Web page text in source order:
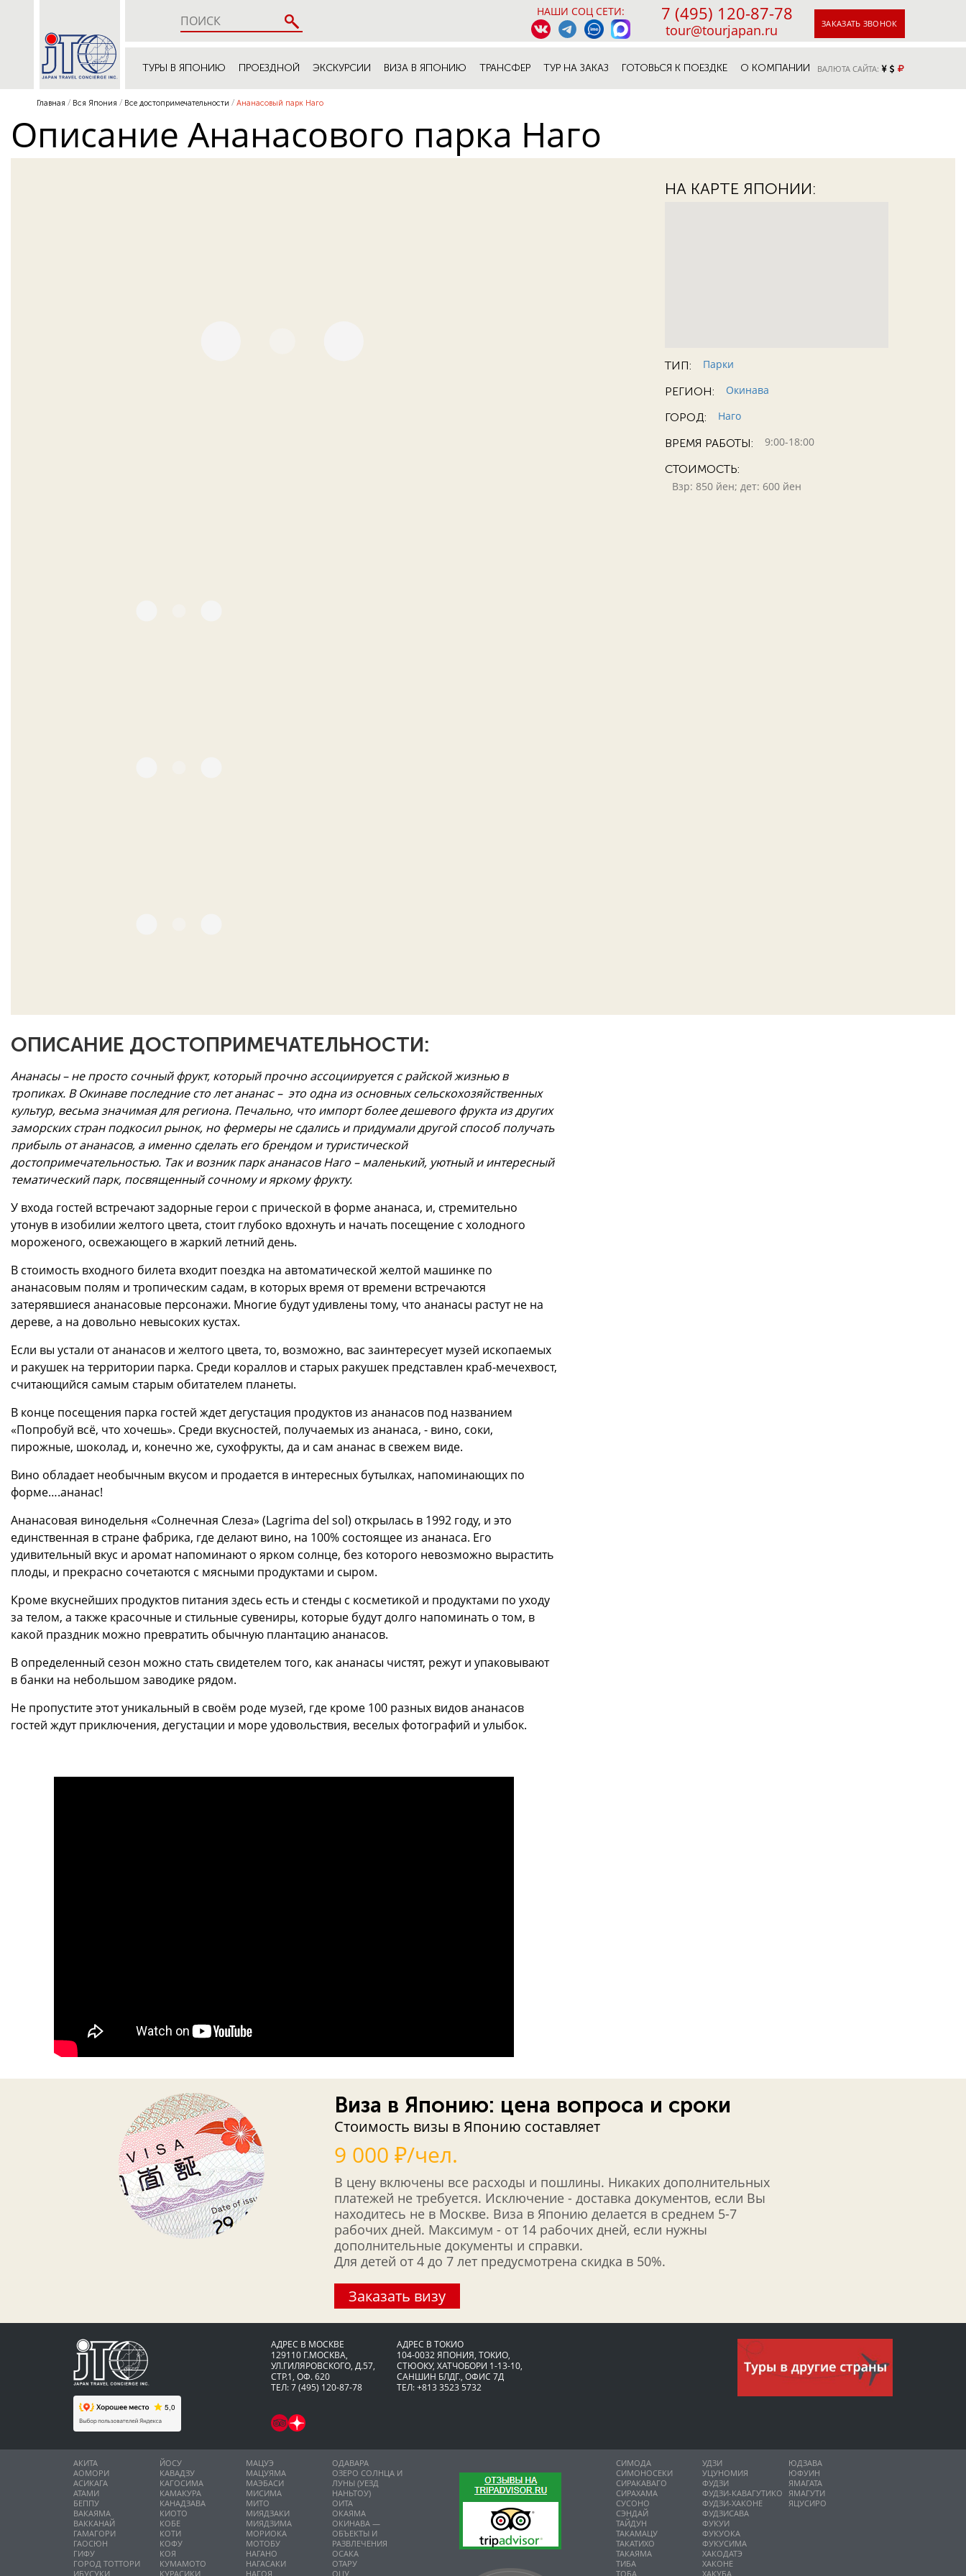
НАШИ СОЦ СЕТИ: 7 (495) 120-87-78
tour@tourjapan.ru ЗАКАЗАТЬ ЗВОНОК
ТУРЫ В ЯПОНИЮ ПРОЕЗДНОЙ ЭКСКУРСИИ ВИЗА В ЯПОНИЮ ТРАНСФЕР ТУР НА ЗАКАЗ ГОТОВЬСЯ К ПОЕЗДКЕ О КОМПАНИИ ВАЛЮТА САЙТА:
Главная Вся Япония Все достопримечательности Ананасовый парк Наго
Описание Ананасового парка Наго
НА КАРТЕ ЯПОНИИ:
ТИП:
Парки
РЕГИОН:
Окинава
ГОРОД:
Наго
ВРЕМЯ РАБОТЫ:
9:00-18:00
СТОИМОСТЬ:
Взр: 850 йен; дет: 600 йен
ОПИСАНИЕ ДОСТОПРИМЕЧАТЕЛЬНОСТИ:
Ананасы – не просто сочный фрукт, который прочно ассоциируется с райской жизнью в
тропиках. В Окинаве последние сто лет ананас – это одна из основных сельскохозяйственных
культур, весьма значимая для региона. Печально, что импорт более дешевого фрукта из других
заморских стран подкосил рынок, но фермеры не сдались и придумали другой способ получать
прибыль от ананасов, а именно сделать его брендом и туристической
достопримечательностью. Так и возник парк ананасов Наго – маленький, уютный и интересный
тематический парк, посвященный сочному и яркому фрукту.
У входа гостей встречают задорные герои с прической в форме ананаса, и, стремительно
утонув в изобилии желтого цвета, стоит глубоко вдохнуть и начать посещение с холодного
мороженого, освежающего в жаркий летний день.
В стоимость входного билета входит поездка на автоматической желтой машинке по
ананасовым полям и тропическим садам, в которых время от времени встречаются
затерявшиеся ананасовые персонажи. Многие будут удивлены тому, что ананасы растут не на
дереве, а на довольно невысоких кустах.
Если вы устали от ананасов и желтого цвета, то, возможно, вас заинтересует музей ископаемых
и ракушек на территории парка. Среди кораллов и старых ракушек представлен краб-мечехвост,
считающийся самым старым обитателем планеты.
В конце посещения парка гостей ждет дегустация продуктов из ананасов под названием
«Попробуй всё, что хочешь». Среди вкусностей, получаемых из ананаса, - вино, соки,
пирожные, шоколад, и, конечно же, сухофрукты, да и сам ананас в свежем виде.
Вино обладает необычным вкусом и продается в интересных бутылках, напоминающих по
форме….ананас!
Ананасовая винодельня «Солнечная Слеза» (Lagrima del sol) открылась в 1992 году, и это
единственная в стране фабрика, где делают вино, на 100% состоящее из ананаса. Его
удивительный вкус и аромат напоминают о ярком солнце, без которого невозможно вырастить
плоды, и прекрасно сочетаются с мясными продуктами и сыром.
Кроме вкуснейших продуктов питания здесь есть и стенды с косметикой и продуктами по уходу
за телом, а также красочные и стильные сувениры, которые будут долго напоминать о том, в
какой праздник можно превратить обычную плантацию ананасов.
В определенный сезон можно стать свидетелем того, как ананасы чистят, режут и упаковывают
в банки на небольшом заводике рядом.
Не пропустите этот уникальный в своём роде музей, где кроме 100 разных видов ананасов
гостей ждут приключения, дегустации и море удовольствия, веселых фотографий и улыбок.
Виза в Японию: цена вопроса и сроки
Стоимость визы в Японию составляет
9 000 ₽/чел.
В цену включены все расходы и пошлины. Никаких дополнительных
платежей не требуется. Исключение - доставка документов, если Вы
находитесь не в Москве. Виза в Японию делается в среднем 5-7
рабочих дней. Максимум - от 14 рабочих дней, если нужны
дополнительные документы и справки.
Для детей от 4 до 7 лет предусмотрена скидка в 50%.
Заказать визу
АДРЕС В МОСКВЕ
129110 Г.МОСКВА,
УЛ.ГИЛЯРОВСКОГО, Д.57,
СТР.1, ОФ. 620
ТЕЛ: 7 (495) 120-87-78
АДРЕС В ТОКИО
104-0032 ЯПОНИЯ, ТОКИО,
CТЮОКУ, ХАТЧОБОРИ 1-13-10,
САНШИН БЛДГ., ОФИС 7Д
ТЕЛ: +813 3523 5732
АКИТА
АОМОРИ
АСИКАГА
АТАМИ
БЕППУ
ВАКАЯМА
ВАККАНАЙ
ГАМАГОРИ
ГАОСЮН
ГИФУ
ГОРОД ТОТТОРИ
ИБУСУКИ
ЙОСУ
КАВАДЗУ
КАГОСИМА
КАМАКУРА
КАНАДЗАВА
КИОТО
КОБЕ
КОТИ
КОФУ
КОЯ
КУМАМОТО
КУРАСИКИ
МАЦУЭ
МАЦУЯМА
МАЭБАСИ
МИСИМА
МИТО
МИЯДЗАКИ
МИЯДЗИМА
МОРИОКА
МОТОБУ
НАГАНО
НАГАСАКИ
НАГОЯ
ОДАВАРА
ОЗЕРО СОЛНЦА И
ЛУНЫ (УЕЗД
НАНЬТОУ)
ОИТА
ОКАЯМА
ОКИНАВА —
ОБЪЕКТЫ И
РАЗВЛЕЧЕНИЯ
ОСАКА
ОТАРУ
ОЦУ
СИМОДА
СИМОНОСЕКИ
СИРАКАВАГО
СИРАХАМА
СУСОНО
СЭНДАЙ
ТАЙДУН
ТАКАМАЦУ
ТАКАТИХО
ТАКАЯМА
ТИБА
ТОБА
УДЗИ
УЦУНОМИЯ
ФУДЗИ
ФУДЗИ-КАВАГУТИКО
ФУДЗИ-ХАКОНЕ
ФУДЗИСАВА
ФУКУИ
ФУКУОКА
ФУКУСИМА
ХАКОДАТЭ
ХАКОНЕ
ХАКУБА
ЮДЗАВА
ЮФУИН
ЯМАГАТА
ЯМАГУТИ
ЯЦУСИРО